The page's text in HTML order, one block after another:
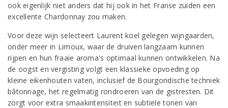
ook eigenlijk niet anders dat hij ook in het Franse zuiden een
excellente Chardonnay zou maken.
Voor deze wijn selecteert Laurent koel gelegen wijngaarden,
onder meer in Limoux, waar de druiven langzaam kunnen
rijpen en hun fraaie aroma's optimaal kunnen ontwikkelen. Na
de oogst en vergisting volgt een klassieke opvoeding op
kleine eikenhouten vaten, inclusief de Bourgondische techniek
bâtonnage, het regelmatig rondroeren van de gistresten. Dit
zorgt voor extra smaakintensiteit en subtiele tonen van